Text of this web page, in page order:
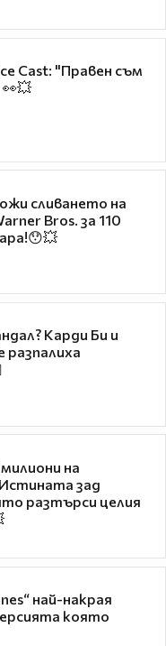
Cast: "Правен съм
сливането на
Bros. за 110
Карди Би и
на
зад
разтърси целия
най-накрая
която